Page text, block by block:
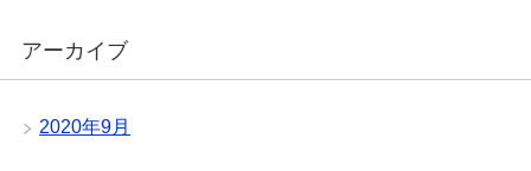
アーカイブ
2020年9月